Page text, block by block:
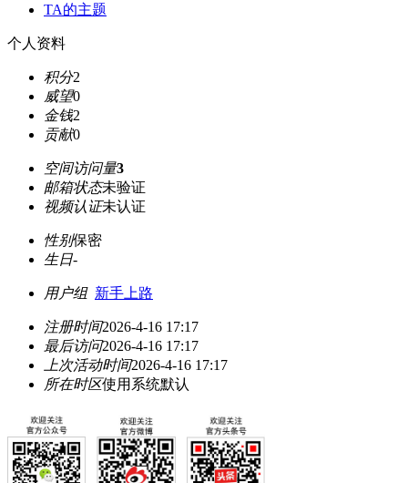
TA的主题
个人资料
积分2
威望0
金钱2
贡献0
空间访问量3
邮箱状态未验证
视频认证未认证
性别保密
生日-
用户组 新手上路
注册时间2026-4-16 17:17
最后访问2026-4-16 17:17
上次活动时间2026-4-16 17:17
所在时区使用系统默认